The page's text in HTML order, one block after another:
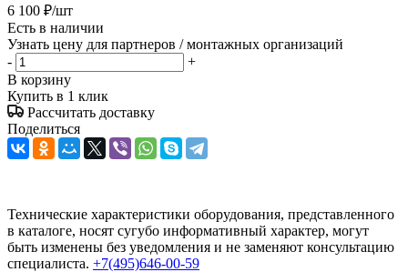
6 100 ₽/шт
Есть в наличии
Узнать цену для партнеров / монтажных организаций
-
+
В корзину
Купить в 1 клик
Рассчитать доставку
Поделиться
Технические характеристики оборудования, представленного
в каталоге, носят сугубо информативный характер, могут
быть изменены без уведомления и не заменяют консультацию
специалиста. +7(495)646-00-59